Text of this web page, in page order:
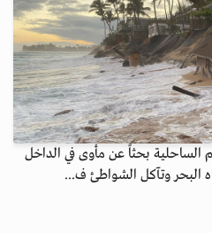
الساحلية بحثاً عن مأوى في الداخل
البحر وتآكل الشواطئ ف...